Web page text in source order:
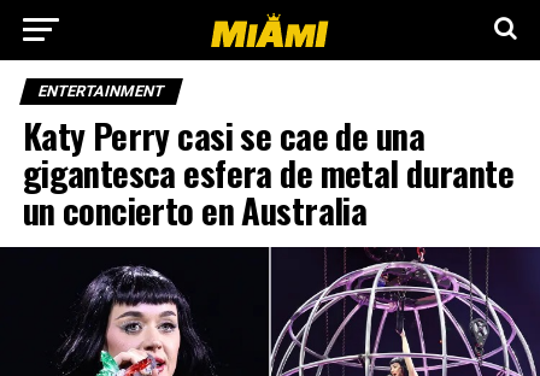
ENTERTAINMENT
Katy Perry casi se cae de una
gigantesca esfera de metal durante
un concierto en Australia